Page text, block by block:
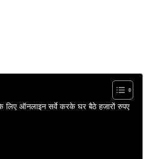
ऑनलाइन सर्वे करके घर बैठे हजारों रुपए